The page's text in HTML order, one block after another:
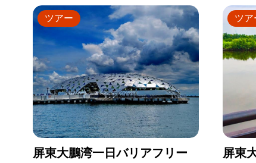
屏東大鵬湾一日バリアフリー
ツアー
屏東
ツア